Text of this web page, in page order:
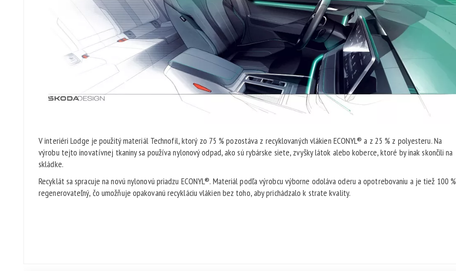
V interiéri Lodge je použitý materiál Technofil, ktorý zo 75 % pozostáva z recyklovaných vlákien ECONYL® a z 25 % z polyesteru. Na
výrobu tejto inovatívnej tkaniny sa používa nylonový odpad, ako sú rybárske siete, zvyšky látok alebo koberce, ktoré by inak skončili na
skládke.
Recyklát sa spracuje na novú nylonovú priadzu ECONYL®. Materiál podľa výrobcu výborne odoláva oderu a opotrebovaniu a je tiež 100 %
regenerovateľný, čo umožňuje opakovanú recykláciu vlákien bez toho, aby prichádzalo k strate kvality.